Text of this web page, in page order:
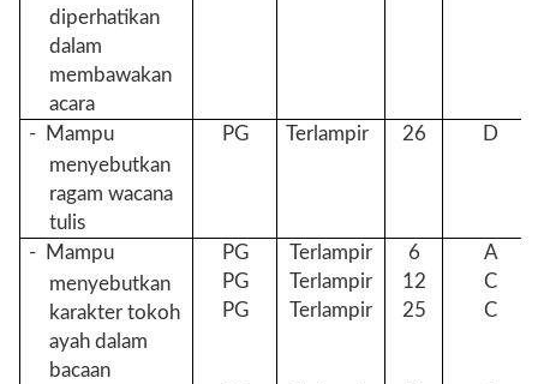
diperhatikan
dalam
membawakan
acara
-
Mampu
menyebutkan
ragam wacana
tulis
PG Terlampir 26 D
-
Mampu
menyebutkan
karakter tokoh
ayah dalam
bacaan
PG
PG
PG
Terlampir
Terlampir
Terlampir
6
12
25
A
C
C